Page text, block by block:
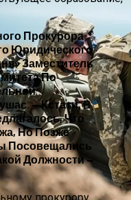
На Тарифы
Прокурора
Юридического
Заместитель
По
— Кстати, В
Что
Но Позже
Посовещались
Должности —